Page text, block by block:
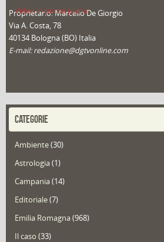
Video in primo piano
Proprietario: Marcello De Giorgio
Via A. Costa, 78
40134 Bologna (BO) Italia
E-mail: redazione@dgtvonline.com
CATEGORIE
Ambiente(30)
Astrologia(1)
Campania(14)
Editoriale(7)
Emilia Romagna(968)
Il caso (33)